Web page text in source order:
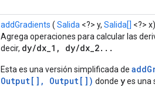
addGradients ( Salida <?> y, Salida[] <?> x)
Agrega operaciones para calcular las
decir, dy/dx_1, dy/dx_2...
Esta es una versión simplificada de
Output[], Output[]) donde yes una